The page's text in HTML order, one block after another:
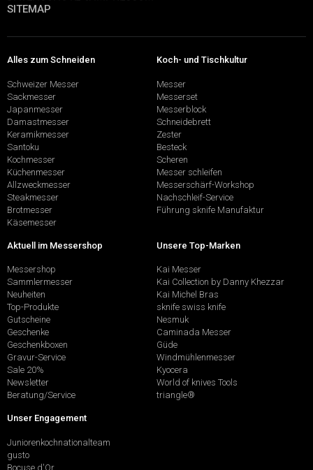
SITEMAP
Alles zum Schneiden
Schweizer Messer
Sackmesser
Japanmesser
Damastmesser
Keramikmesser
Santoku
Kochmesser
Küchenmesser
Allzweckmesser
Steakmesser
Brotmesser
Käsemesser
Koch- und Tischkultur
Messer
Messerset
Messerblock
Schneidebrett
Zester
Besteck
Scheren
Messer schleifen
Messerschärf-Workshop
Nachschleif-Service
Führung sknife Manufaktur
Aktuell im Messershop
Messershop
Sammlermesser
Neuheiten
Top-Produkte
Gutscheine
Geschenke
Geschenkboxen
Gravur-Service
Sale 20%
Newsletter
Beratung/Service
Unsere Top-Marken
Kai Messer
Kai Collection by Danny Khezzar
Kai Michel Bras
sknife swiss knife
Nesmuk
Caminada Messer
Güde
Windmühlenmesser
Kyocera
World of knives Tools
triangle®
Unser Engagement
Juniorenkochnationalteam
gusto
Bocuse d'Or